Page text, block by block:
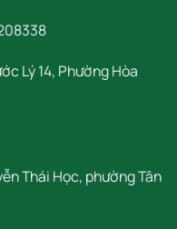
Lý 14, Phường Hòa
Thái Học, phường Tân